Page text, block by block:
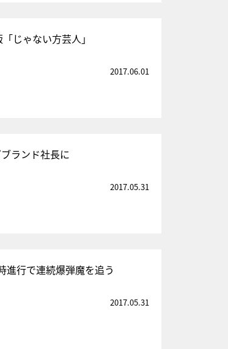
じゃない方芸人」
2017.06.01
ランド社長に
2017.05.31
行で連続爆弾魔を追う
2017.05.31